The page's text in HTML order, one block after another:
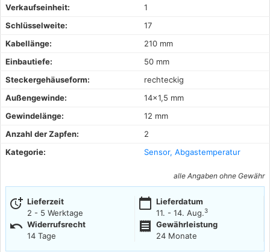
Verkaufseinheit:
1
Schlüsselweite:
17
Kabellänge:
210 mm
Einbautiefe:
50 mm
Steckergehäuseform:
rechteckig
Außengewinde:
14x1,5 mm
Gewindelänge:
12 mm
Anzahl der Zapfen:
2
Kategorie:
Sensor, Abgastemperatur
alle Angaben ohne Gewähr
more_time Lieferzeit
2 - 5 Werktage
calendar_today Lieferdatum
11. - 14. Aug.3
undo Widerrufsrecht
14 Tage
receipt
Gewährleistung
24 Monate